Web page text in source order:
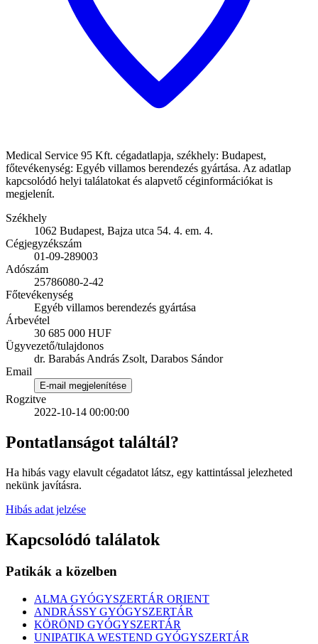
Medical Service 95 Kft. cégadatlapja, székhely: Budapest,
főtevékenység: Egyéb villamos berendezés gyártása. Az adatlap
kapcsolódó helyi találatokat és alapvető céginformációkat is
megjelenít.
Székhely
1062 Budapest, Bajza utca 54. 4. em. 4.
Cégjegyzékszám
01-09-289003
Adószám
25786080-2-42
Főtevékenység
Egyéb villamos berendezés gyártása
Árbevétel
30 685 000 HUF
Ügyvezető/tulajdonos
dr. Barabás András Zsolt, Darabos Sándor
Email
E-mail megjelenítése
Rogzitve
2022-10-14 00:00:00
Pontatlanságot találtál?
Ha hibás vagy elavult cégadatot látsz, egy kattintással jelezheted
nekünk javításra.
Hibás adat jelzése
Kapcsolódó találatok
Patikák a közelben
ALMA GYÓGYSZERTÁR ORIENT
ANDRÁSSY GYÓGYSZERTÁR
KÖRÖND GYÓGYSZERTÁR
UNIPATIKA WESTEND GYÓGYSZERTÁR